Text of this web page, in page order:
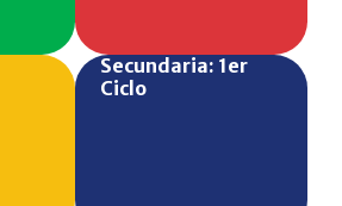
Secundaria: 1er
Ciclo